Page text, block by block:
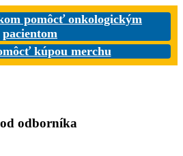
pomôcť onkologickým
pacientom
kúpou merchu
odborníka